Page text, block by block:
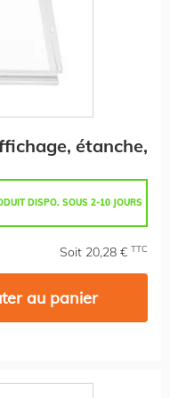
étanche,
DISPO. SOUS 2-10 JOURS
Soit 20,28 € TTC
au panier